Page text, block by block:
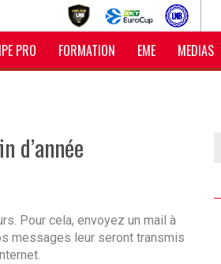
PRO FORMATION EME MEDIAS
d’année
Pour cela, envoyez un mail à
messages leur seront transmis